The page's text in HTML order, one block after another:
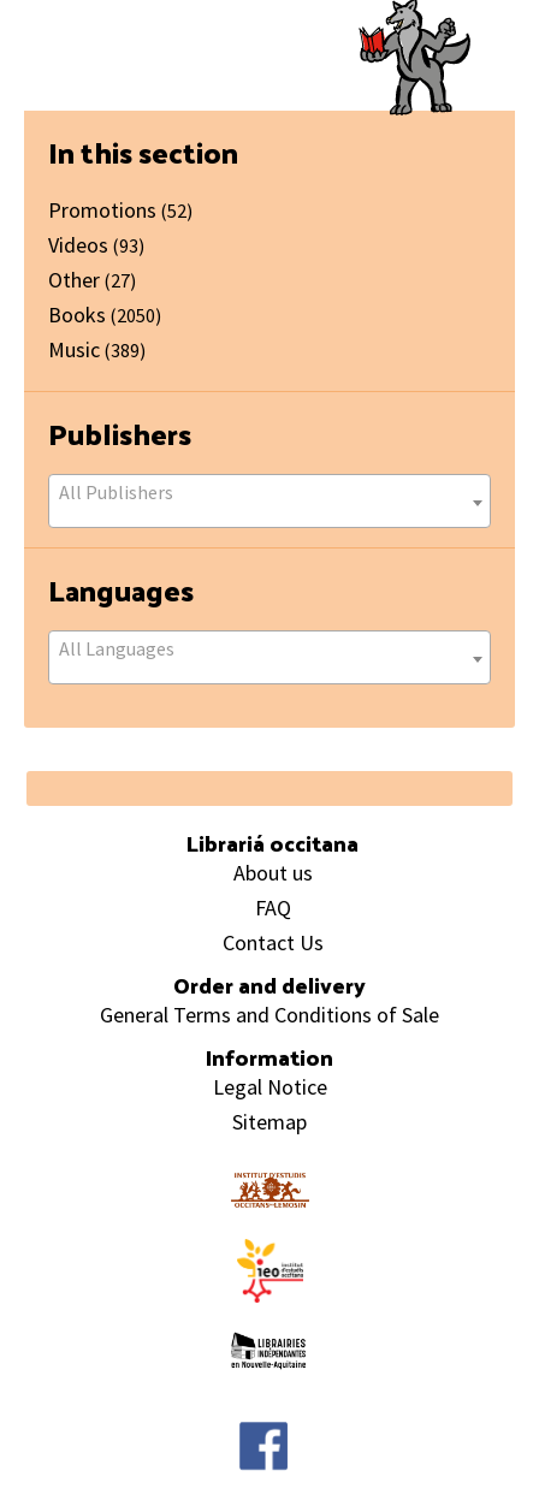
Primary
Sidebar
In this section
Promotions (52)
Videos (93)
Other (27)
Books (2050)
Music (389)
Publishers
All Publishers
Languages
All Languages
Footer
Librariá occitana
About us
FAQ
Contact Us
Order and delivery
General Terms and Conditions of Sale
Information
Legal Notice
Sitemap